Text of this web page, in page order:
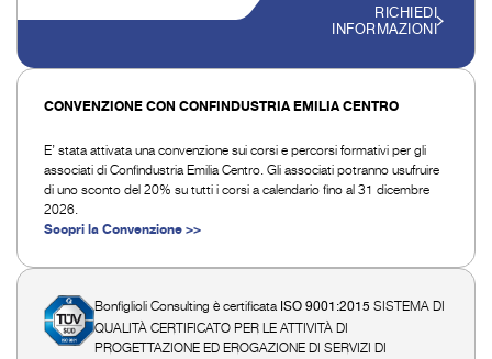
RICHIEDI
INFORMAZIONI
CONVENZIONE CON CONFINDUSTRIA EMILIA CENTRO
E’ stata attivata una convenzione sui corsi e percorsi formativi per gli
associati di Confindustria Emilia Centro. Gli associati potranno usufruire
di uno sconto del 20% su tutti i corsi a calendario fino al 31 dicembre
2026.
Scopri la Convenzione >>
Bonfiglioli Consulting è certificataISO 9001:2015 SISTEMA DI
QUALITÀ CERTIFICATO PER LE ATTIVITÀ DI
PROGETTAZIONE ED EROGAZIONE DI SERVIZI DI